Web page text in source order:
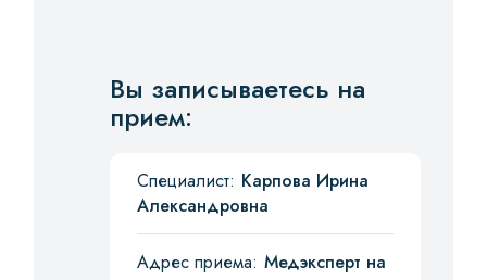
Вы записываетесь на
прием:
Специалист: Карпова Ирина
Александровна
Адрес приема: Медэксперт на